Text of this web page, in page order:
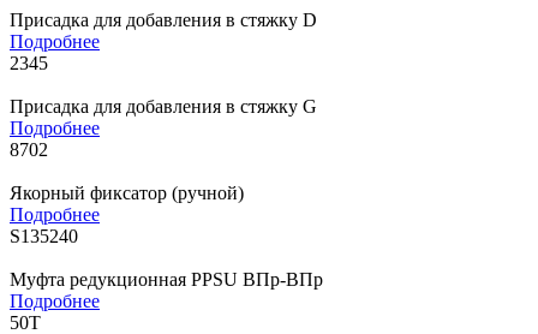
Присадка для добавления в стяжку D
Подробнее
2345
Присадка для добавления в стяжку G
Подробнее
8702
Якорный фиксатор (ручной)
Подробнее
S135240
Муфта редукционная PPSU ВПр-ВПр
Подробнее
50T